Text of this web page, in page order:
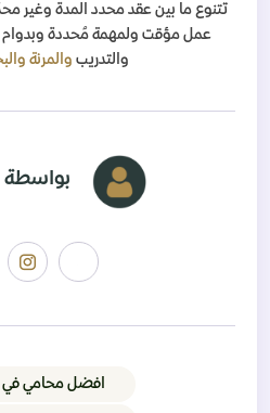
تتنوع ما بين عقد محدد المدة وغير
عمل مؤقت ولمهمة مُحددة وبدوام
والتدريب والمرنة
بواسطة
افضل محامي في